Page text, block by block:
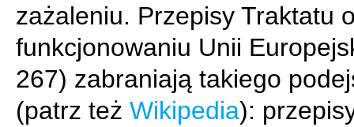
zażaleniu. Przepisy Traktatu
funkcjonowaniu Unii
267) zabraniają takiego
(patrz też Wikipedia):